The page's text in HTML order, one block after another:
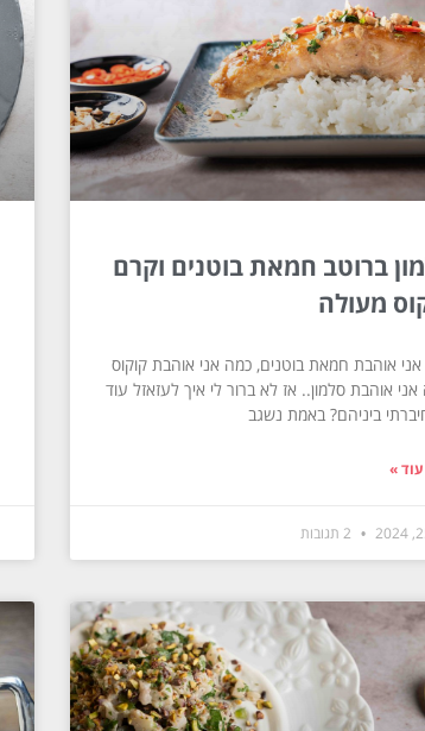
ברוטב חמאת בוטנים וקרם
מעולה
אוהבת חמאת בוטנים, כמה אני אוהבת קוקוס
אני אוהבת סלמון.. אז לא ברור לי איך לעזאזל עוד
ביניהם? באמת נשגב
»